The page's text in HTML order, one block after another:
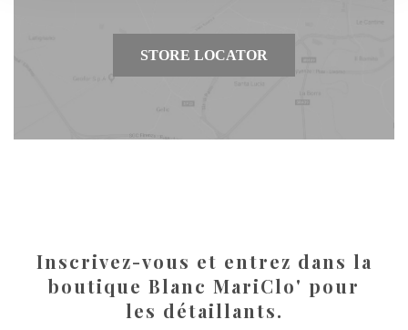
STORE LOCATOR
Inscrivez-vous et entrez dans la
boutique Blanc MariClo' pour
les détaillants.